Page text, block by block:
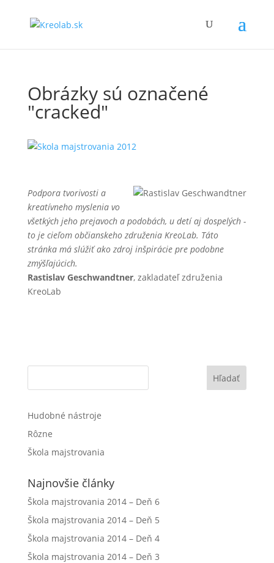
Obrázky sú označené
"cracked"
Podpora tvorivosti a
kreatívneho myslenia vo
všetkých jeho prejavoch a podobách, u detí aj dospelých -
to je cieľom občianskeho združenia KreoLab. Táto
stránka má slúžiť ako zdroj inšpirácie pre podobne
zmýšľajúcich.
Rastislav Geschwandtner, zakladateľ združenia
KreoLab
Hľadať
Hudobné nástroje
Rôzne
Škola majstrovania
Najnovšie články
Škola majstrovania 2014 – Deň 6
Škola majstrovania 2014 – Deň 5
Škola majstrovania 2014 – Deň 4
Škola majstrovania 2014 – Deň 3